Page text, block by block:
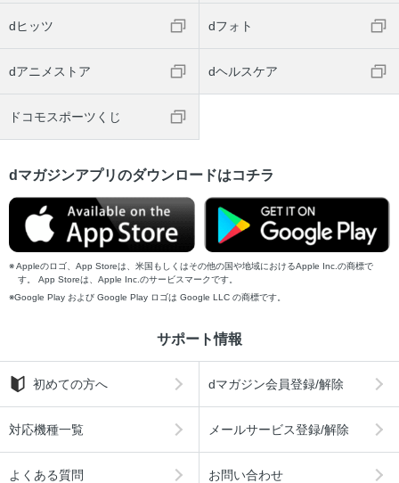
dヒッツ dフォト
dアニメストア dヘルスケア
ドコモスポーツくじ
dマガジンアプリのダウンロードはコチラ
Appleのロゴ、App Storeは、米国もしくはその他の国や地域におけるApple Inc.の商標で
す。 App Storeは、Apple Inc.のサービスマークです。
Google Play および Google Play ロゴは Google LLC の商標です。
サポート情報
初めての方へ dマガジン会員登録/解除
対応機種一覧 メールサービス登録/解除
よくある質問 お問い合わせ